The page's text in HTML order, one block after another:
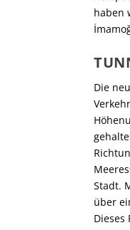
haben
Die
Stadt.
über